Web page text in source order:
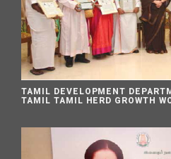
TAMIL DEVELOPMENT
TAMIL TAMIL HERD GROWTH